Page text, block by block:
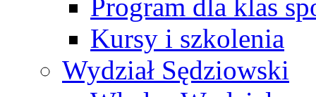
Program dla klas
Kursy i szkolenia
Wydział Sędziowski